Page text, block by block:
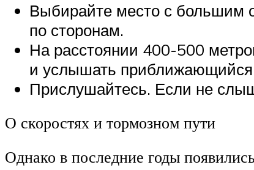
Выбирайте место с большим
по сторонам.
На расстоянии 400-500
и услышать приближающийся
Прислушайтесь. Если не
О скоростях и тормозном пути
Однако в последние годы